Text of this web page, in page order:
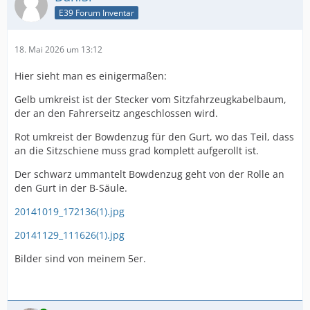
E39 Forum Inventar
18. Mai 2026 um 13:12
Hier sieht man es einigermaßen:
Gelb umkreist ist der Stecker vom Sitzfahrzeugkabelbaum,
der an den Fahrerseitz angeschlossen wird.
Rot umkreist der Bowdenzug für den Gurt, wo das Teil, dass
an die Sitzschiene muss grad komplett aufgerollt ist.
Der schwarz ummantelt Bowdenzug geht von der Rolle an
den Gurt in der B-Säule.
20141019_172136(1).jpg
20141129_111626(1).jpg
Bilder sind von meinem 5er.